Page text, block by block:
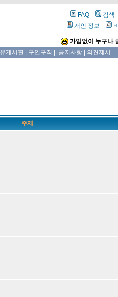
FAQ 검색
개인 정보
가입없이 누구나
게시판 구인구직 공지사항 의견제시
주제